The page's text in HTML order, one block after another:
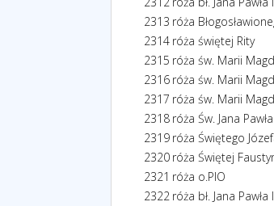
2313 róża
2314 róża świętej Rity
2315 róża św. Marii
2316 róża św. Marii
2317 róża św. Marii
2318 róża Św. Jana
2319 róża Świętego
2320 róża Świętej
2321 róża o.PIO
2322 róża bł. Jana Pawła